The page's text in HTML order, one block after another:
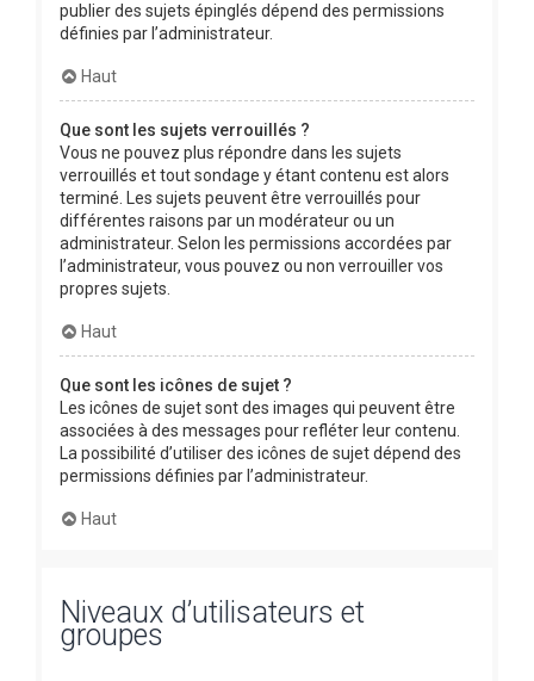
publier des sujets épinglés dépend des permissions
définies par l’administrateur.
Haut
Que sont les sujets verrouillés ?
Vous ne pouvez plus répondre dans les sujets
verrouillés et tout sondage y étant contenu est alors
terminé. Les sujets peuvent être verrouillés pour
différentes raisons par un modérateur ou un
administrateur. Selon les permissions accordées par
l’administrateur, vous pouvez ou non verrouiller vos
propres sujets.
Haut
Que sont les icônes de sujet ?
Les icônes de sujet sont des images qui peuvent être
associées à des messages pour refléter leur contenu.
La possibilité d’utiliser des icônes de sujet dépend des
permissions définies par l’administrateur.
Haut
Niveaux d’utilisateurs et
groupes